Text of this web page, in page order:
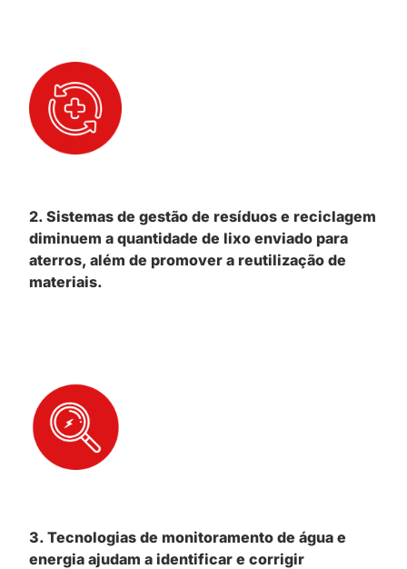
2. Sistemas de gestão de resíduos e reciclagem
diminuem a quantidade de lixo enviado para
aterros, além de promover a reutilização de
materiais.
3. Tecnologias de monitoramento de água e
energia ajudam a identificar e corrigir